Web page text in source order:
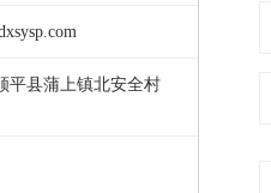
平县蒲上镇北安全村